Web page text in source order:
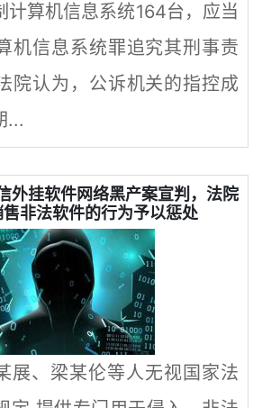
计算机信息系统164台，应当
机信息系统罪追究其刑事责
院认为，公诉机关的指控成
...
外挂软件网络黑产案宣判，法院
非法软件的行为予以惩处
展、梁某伦等人无视国家法